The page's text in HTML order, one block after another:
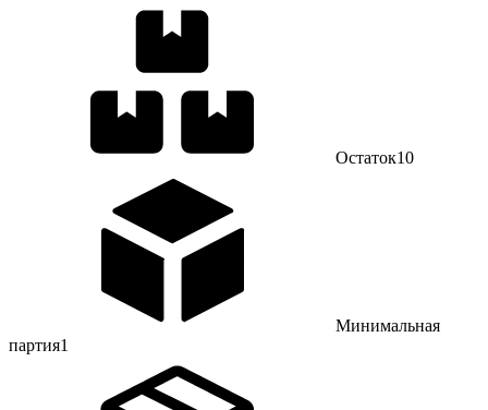
Остаток10
Минимальная
партия1